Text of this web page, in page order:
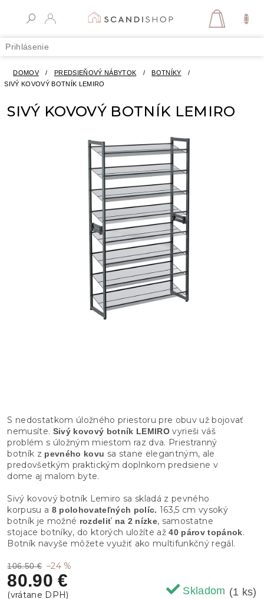
Prihlásenie
DOMOV / PREDSIEŇOVÝ NÁBYTOK / BOTNÍKY
/
SIVÝ KOVOVÝ BOTNÍK LEMIRO
SIVÝ KOVOVÝ BOTNÍK LEMIRO
106.50 € –24 %
80.90 €
Skladom (1 ks)
S nedostatkom úložného priestoru pre obuv už bojovať
nemusíte. Sivý kovový botník LEMIROvyrieši váš
problém s úložným miestom raz dva. Priestranný
botník z pevného kovu sa stane elegantným, ale
predovšetkým praktickým doplnkom predsiene v
dome aj malom byte.
Sivý kovový botník Lemiro sa skladá z pevného
korpusu a 8 polohovateľných políc. 163,5 cm vysoký
botník je možné rozdeliť na 2 nízke, samostatne
stojace botníky, do ktorých uložíte až40 párov topánok.
Botník navyše môžete využiť ako multifunkčný regál.